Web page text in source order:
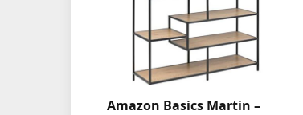
Amazon Basics Martin –